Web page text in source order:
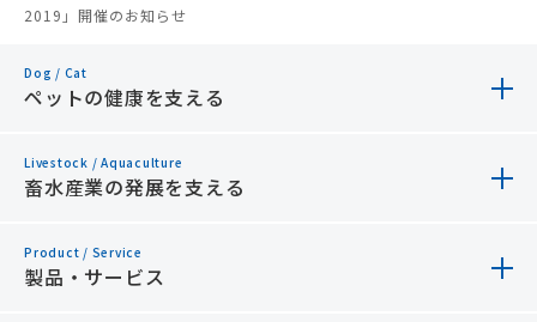
2019」開催のお知らせ
Dog / Cat
ペットの健康を支える
ペットの健康を支える トップ
ペット領域での取り組み
Livestock / Aquaculture
畜水産業の発展を支える
畜水産業の発展を支える トップ
Product / Service
製品・サービス